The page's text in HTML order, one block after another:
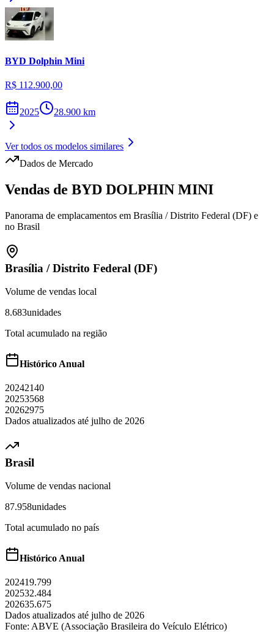
BYD Dolphin Mini
R$ 112.900,00
2025 28.900 km
Ver todos os modelos similares
Dados de Mercado
Vendas de BYD DOLPHIN MINI
Panorama de emplacamentos em Brasília / Distrito Federal (DF) e
no Brasil
Brasília /Distrito Federal (DF)
Volume de vendas local
8.683unidades
Total acumulado na região
Histórico Anual
20242140
20253568
20262975
Dados atualizados até julho de 2026
Brasil
Volume de vendas nacional
87.958unidades
Total acumulado no país
Histórico Anual
202419.799
202532.484
202635.675
Dados atualizados até julho de 2026
Fonte: ABVE (Associação Brasileira do Veículo Elétrico)